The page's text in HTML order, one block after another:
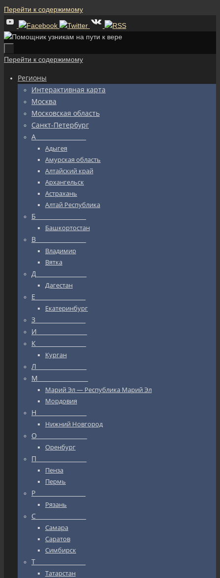
Перейти к содержимому
Перейти к содержимому
Регионы
Интерактивная карта
Москва
Московская область
Санкт-Петербург
А_________________
Адыгея
Амурская область
Алтайский край
Архангельск
Астрахань
Алтай Республика
Б_________________
Башкортостан
В_________________
Владимир
Вятка
Д_________________
Дагестан
Е_________________
Екатеринбург
З_________________
И_________________
К_________________
Курган
Л_________________
М_________________
Марий Эл — Республика Марий Эл
Мордовия
Н_________________
Нижний Новгород
О_________________
Оренбург
П_________________
Пенза
Пермь
Р_________________
Рязань
С_________________
Самара
Саратов
Симбирск
Т_________________
Татарстан